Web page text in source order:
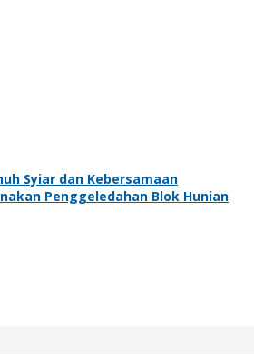
Syiar dan Kebersamaan
Penggeledahan Blok Hunian